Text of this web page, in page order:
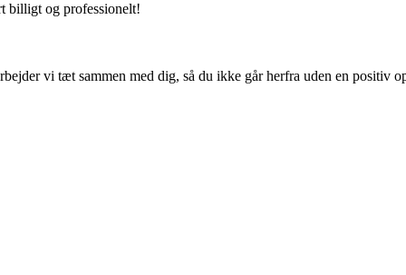
billigt og professionelt!
vi tæt sammen med dig, så du ikke går herfra uden en positiv